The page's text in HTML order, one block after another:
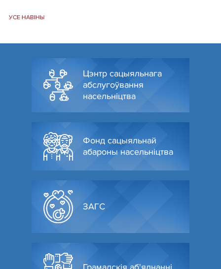
УСЕ НАВІНЫ
Цэнтр сацыяльнага
абслугоўвання
насельніцтва
Фонд сацыяльнай
абароны насельніцтва
ЗАГС